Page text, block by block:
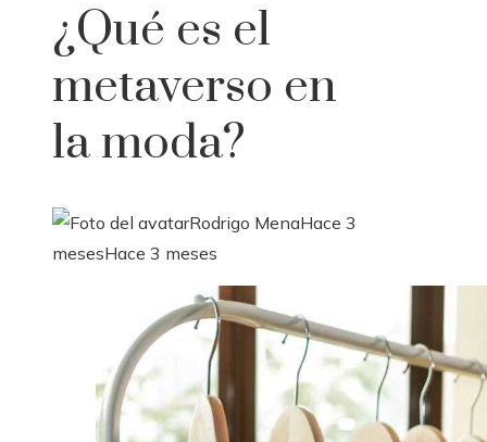
¿Qué es el
metaverso en
la moda?
Rodrigo MenaHace 3
mesesHace 3 meses